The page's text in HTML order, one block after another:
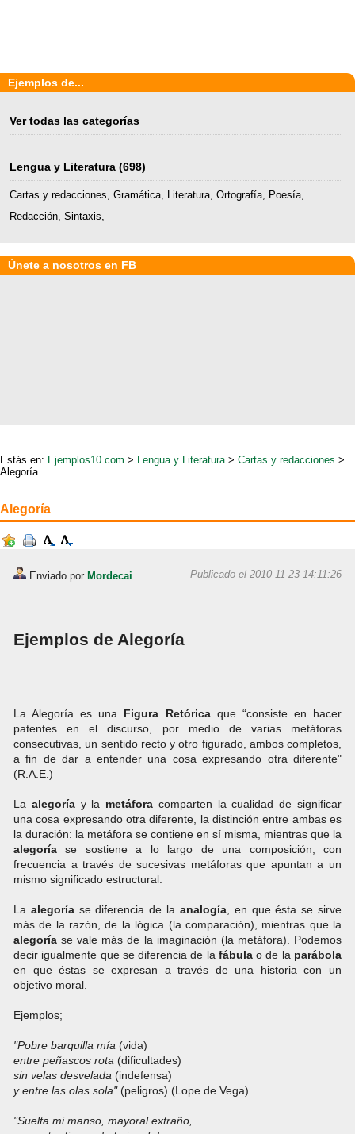
Ejemplos de...
Ver todas las categorías
Lengua y Literatura (698)
Cartas y redacciones, Gramática, Literatura, Ortografía, Poesía,
Redacción, Sintaxis,
Únete a nosotros en FB
Estás en: Ejemplos10.com > Lengua y Literatura> Cartas y redacciones >
Alegoría
Alegoría
Enviado por Mordecai Publicado el 2010-11-23 14:11:26
Ejemplos de Alegoría
La Alegoría es una Figura Retóricaque “consiste en hacer
patentes en el discurso, por medio de varias metáforas
consecutivas, un sentido recto y otro figurado, ambos completos,
a fin de dar a entender una cosa expresando otra diferente"
(R.A.E.)
La alegoríay la metáfora comparten la cualidad de significar
una cosa expresando otra diferente, la distinción entre ambas es
la duración: la metáfora se contiene en sí misma, mientras que la
alegoría se sostiene a lo largo de una composición, con
frecuencia a través de sucesivas metáforas que apuntan a un
mismo significado estructural.
La alegoríase diferencia de la analogía, en que ésta se sirve
más de la razón, de la lógica (la comparación), mientras que la
alegoría se vale más de la imaginación (la metáfora). Podemos
decir igualmente que se diferencia de la fábulao de la parábola
en que éstas se expresan a través de una historia con un
objetivo moral.
Ejemplos;
"Pobre barquilla mía (vida)
entre peñascos rota (dificultades)
sin velas desvelada (indefensa)
y entre las olas sola"(peligros) (Lope de Vega)
"Suelta mi manso, mayoral extraño,